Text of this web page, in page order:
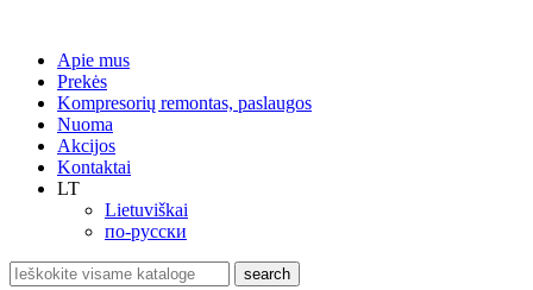
Apie mus
Prekės
Kompresorių remontas, paslaugos
Nuoma
Akcijos
Kontaktai
LT
Lietuviškai
по-русски
search